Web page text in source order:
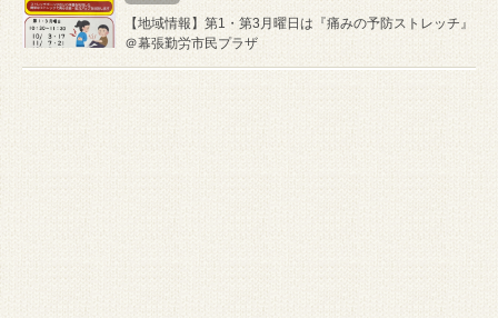
【地域情報】第1・第3月曜日は『痛みの予防ストレッチ』
＠幕張勤労市民プラザ